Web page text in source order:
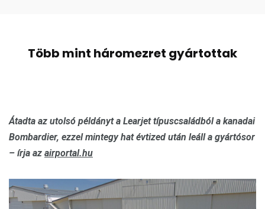
Több mint háromezret gyártottak
Átadta az utolsó példányt a Learjet típuscsaládból a kanadai
Bombardier, ezzel mintegy hat évtized után leáll a gyártósor
– írja az airportal.hu